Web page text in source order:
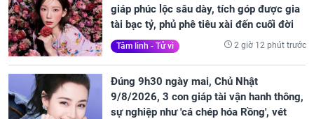
giáp phúc lộc sâu dày, tích góp được gia
tài bạc tỷ, phủ phê tiêu xài đến cuối đời
Tâm linh - Tử vi 2 giờ 12 phút trước
Đúng 9h30 ngày mai, Chủ Nhật
9/8/2026, 3 con giáp tài vận hanh thông,
sự nghiệp như 'cá chép hóa Rồng', vét